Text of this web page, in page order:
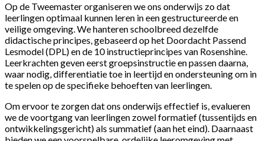
Op de Tweemaster organiseren we ons onderwijs zo dat
leerlingen optimaal kunnen leren in een gestructureerde en
veilige omgeving. We hanteren schoolbreed dezelfde
didactische principes, gebaseerd op het Doordacht Passend
Lesmodel (DPL) en de 10 instructieprincipes van Rosenshine.
Leerkrachten geven eerst groepsinstructie en passen daarna,
waar nodig, differentiatie toe in leertijd en ondersteuning om in
te spelen op de specifieke behoeften van leerlingen.
Om ervoor te zorgen dat ons onderwijs effectief is, evalueren
we de voortgang van leerlingen zowel formatief (tussentijds en
ontwikkelingsgericht) als summatief (aan het eind). Daarnaast